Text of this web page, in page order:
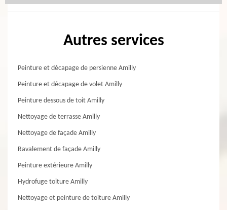
Autres services
Peinture et décapage de persienne Amilly
Peinture et décapage de volet Amilly
Peinture dessous de toit Amilly
Nettoyage de terrasse Amilly
Nettoyage de façade Amilly
Ravalement de façade Amilly
Peinture extérieure Amilly
Hydrofuge toiture Amilly
Nettoyage et peinture de toiture Amilly